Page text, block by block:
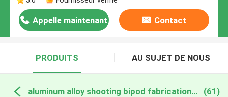
Appelle maintenant Contact
PRODUITS AU SUJET DE NOUS
aluminum alloy shooting bipod fabrication en ligne (61)